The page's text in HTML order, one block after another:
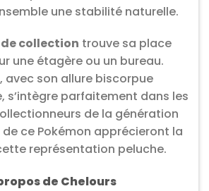
une stabilité naturelle.
collection trouve sa place
une étagère ou un bureau.
avec son allure biscorpue
s’intègre parfaitement dans les
de la génération
de ce Pokémon apprécieront la
représentation peluche.
de Chelours